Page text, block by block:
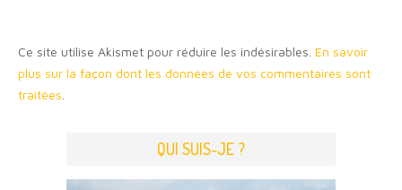
Ce site utilise Akismet pour réduire les indésirables. En savoir
plus sur la façon dont les données de vos commentaires sont
traitées
QUI SUIS-JE ?